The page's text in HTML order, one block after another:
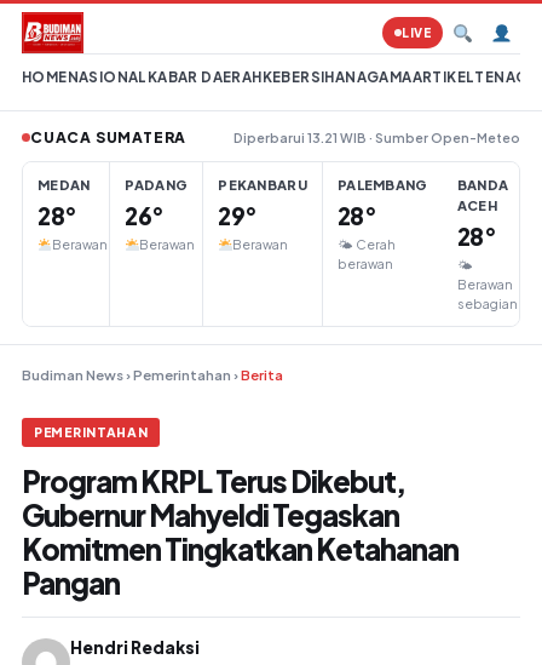
Lompat ke konten
HOMENASIONAL KABAR DAERAHKEBERSIHANAGAMAARTIKELTENAGA
LIVE
CUACA SUMATERA Diperbarui 13.21 WIB · Sumber Open-Meteo
MEDAN
28°
Berawan
PADANG
26°
Berawan
PEKANBARU
29°
Berawan
PALEMBANG
28°
🌤 Cerah
berawan
BANDA
ACEH
28°
🌤
Berawan
sebagian
Budiman News ›Pemerintahan ›Berita
PEMERINTAHAN
Program KRPL Terus Dikebut,
Gubernur Mahyeldi Tegaskan
Komitmen Tingkatkan Ketahanan
Pangan
Hendri Redaksi